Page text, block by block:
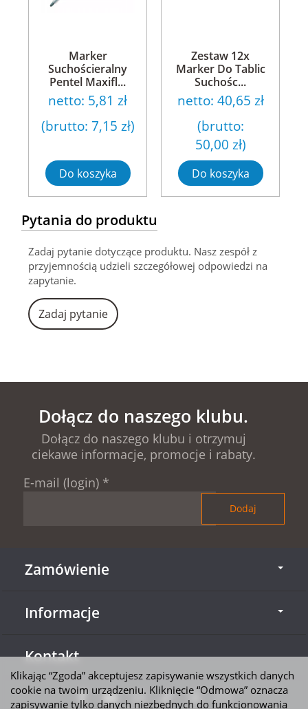
Marker
Suchościeralny
Pentel Maxifl...
netto: 5,81 zł
(brutto: 7,15 zł)
Do koszyka
Zestaw 12x
Marker Do Tablic
Suchośc...
netto: 40,65 zł
(brutto:
50,00 zł)
Do koszyka
Pytania do produktu
Zadaj pytanie dotyczące produktu. Nasz zespół z
przyjemnością udzieli szczegółowej odpowiedzi na
zapytanie.
Zadaj pytanie
Dołącz do naszego klubu.
Dołącz do naszego klubu i otrzymuj
ciekawe informacje, promocje i rabaty.
E-mail (login) *
Zamówienie
Informacje
Kontakt
Klikając “Zgoda” akceptujesz zapisywanie wszystkich danych
cookie na twoim urządzeniu. Kliknięcie “Odmowa” oznacza
zapisywanie tylko danych niezbędnych do funkcjonowania